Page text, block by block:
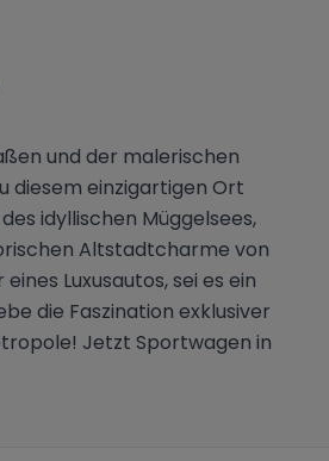
und der malerischen
diesem einzigartigen Ort
idyllischen Müggelsees,
Altstadtcharme von
Luxusautos, sei es ein
die Faszination exklusiver
Jetzt Sportwagen in